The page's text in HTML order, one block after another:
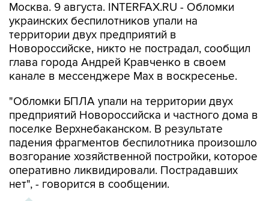
Москва. 9 августа. INTERFAX.RU - Обломки
украинских беспилотников упали на
территории двух предприятий в
Новороссийске, никто не пострадал, сообщил
глава города Андрей Кравченко в своем
канале в мессенджере Max в воскресенье.
"Обломки БПЛА упали на территории двух
предприятий Новороссийска и частного дома в
поселке Верхнебаканском. В результате
падения фрагментов беспилотника произошло
возгорание хозяйственной постройки, которое
оперативно ликвидировали. Пострадавших
нет", - говорится в сообщении.